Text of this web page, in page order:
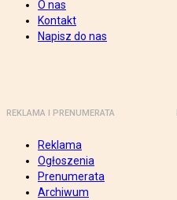
O nas
Kontakt
Napisz do nas
REKLAMA I PRENUMERATA
Reklama
Ogłoszenia
Prenumerata
Archiwum